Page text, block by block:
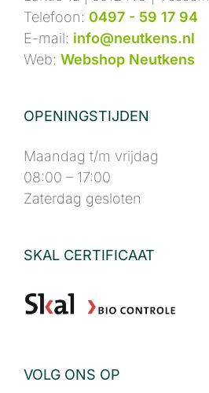
Telefoon: 0497 - 59 17 94
E-mail: info@neutkens.nl
Web: Webshop Neutkens
OPENINGSTIJDEN
Maandag t/m vrijdag
08:00 – 17:00
Zaterdag gesloten
SKAL CERTIFICAAT
VOLG ONS OP